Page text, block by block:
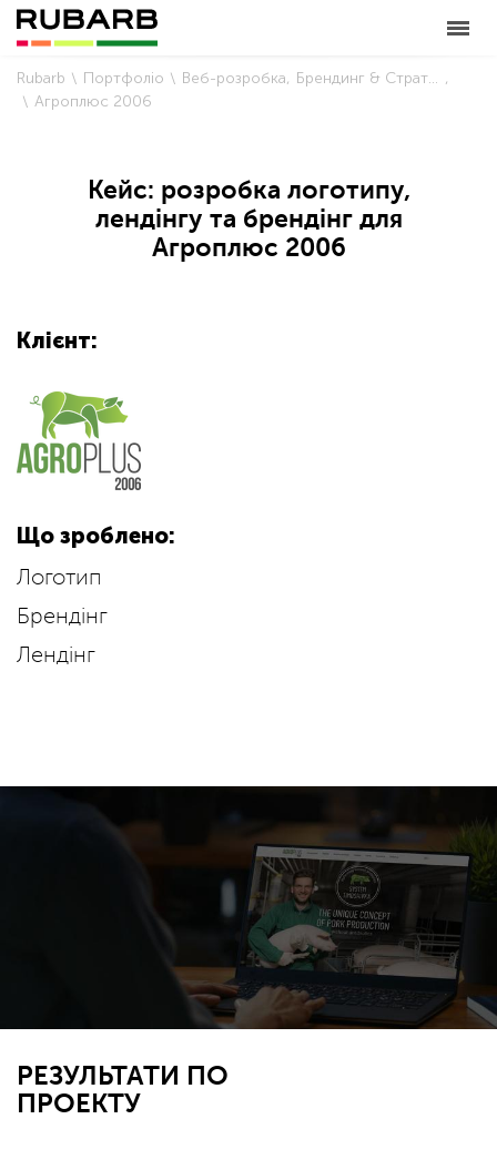
Rubarb Портфоліо Веб-розробка
Брендинг & Стратегія
Агроплюс 2006
Кейс: розробка логотипу,
лендінгу та брендінг для
Агроплюс 2006
Клієнт:
Що зроблено:
Логотип
Брендінг
Лендінг
РЕЗУЛЬТАТИ ПО
ПРОЕКТУ